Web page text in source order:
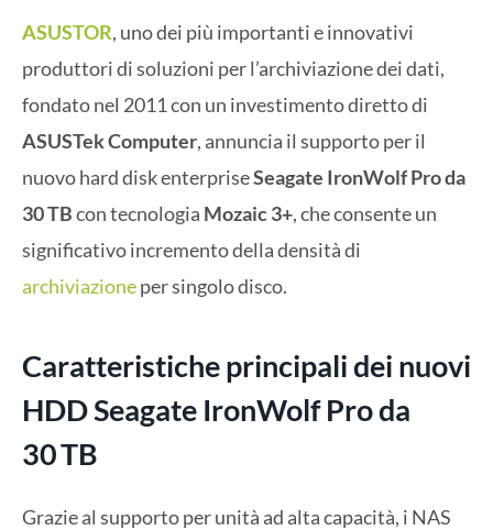
ASUSTOR, uno dei più importanti e innovativi
produttori di soluzioni per l’archiviazione dei dati,
fondato nel 2011 con un investimento diretto di
ASUSTek Computer, annuncia il supporto per il
nuovo hard disk enterpriseSeagate IronWolf Pro da
30 TBcon tecnologia Mozaic 3+, che consente un
significativo incremento della densità di
archiviazioneper singolo disco.
Caratteristiche principali dei nuovi
HDD Seagate IronWolf Pro da
30 TB
Grazie al supporto per unità ad alta capacità, i NAS